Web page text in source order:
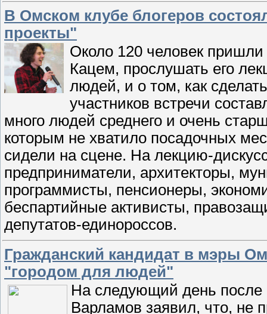
В Омском клубе блогеров
проекты"
Около 120 человек
Кацем, прослушать его
людей, и о том, как
участников встречи
много людей среднего и очень
которым не хватило посадочных
сидели на сцене. На лекцию-
предприниматели, архитекторы,
программисты, пенсионеры,
беспартийные активисты,
депутатов-единороссов.
Гражданский кандидат в мэры
"городом для людей"
На следующий день после
Варламов заявил, что, не